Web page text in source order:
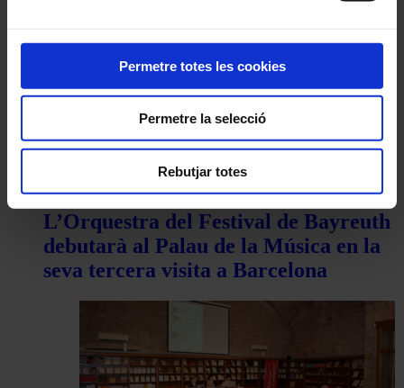
Permetre totes les cookies
Permetre la selecció
Rebutjar totes
L’Orquestra del Festival de Bayreuth
debutarà al Palau de la Música en la
seva tercera visita a Barcelona